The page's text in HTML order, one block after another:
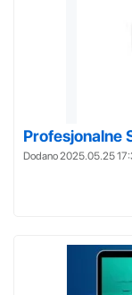
Profesjonalne
Dodano 2025.05.25